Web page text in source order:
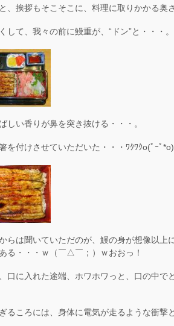
、挨拶もそこそこに、料理に取りかかる奥さ
して、我々の前に鰻重が、“ドン”と・・・。
しい香りが鼻を突き抜ける・・・。
を付けさせていただいた・・・ﾜｸﾜｸo(ﾟｰﾟ
らは聞いていただのが、鰻の身が想像以
る・・・ｗ（￣△￣；）ｗおおっ！
口に入れた途端、ホワホワっと、口の中
るころには、身体に電気が走るような衝撃